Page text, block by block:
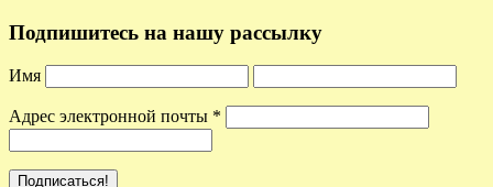
Подпишитесь на нашу рассылку
Имя
Адрес электронной почты *